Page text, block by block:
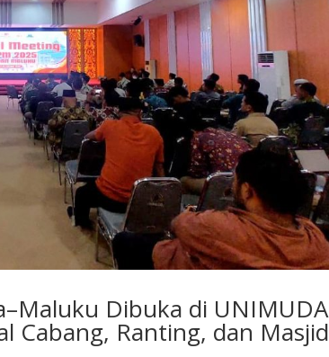
Dibuka di
Cabang, Ranting, dan Masjid